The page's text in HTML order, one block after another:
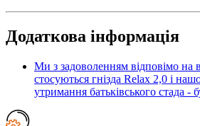
Додаткова інформація
Ми з задоволенням відповімо на
стосуються гнізда Relax 2,0 і
утримання батьківського стада -